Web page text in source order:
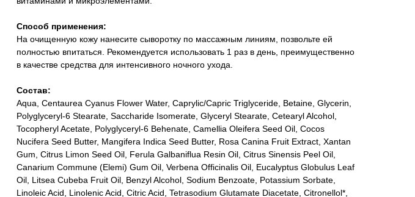
Способ применения:
На очищенную кожу нанесите сыворотку по массажным линиям, позвольте ей
полностью впитаться. Рекомендуется использовать 1 раз в день, преимущественно
в качестве средства для интенсивного ночного ухода.
Состав:
Aqua, Centaurea Cyanus Flower Water, Caprylic/Capric Triglyceride, Betaine, Glycerin,
Polyglyceryl-6 Stearate, Saccharide Isomerate, Glyceryl Stearate, Cetearyl Alcohol,
Tocopheryl Acetate, Polyglyceryl-6 Behenate, Camellia Oleifera Seed Oil, Cocos
Nucifera Seed Butter, Mangifera Indica Seed Butter, Rosa Canina Fruit Extract, Xantan
Gum, Citrus Limon Seed Oil, Ferula Galbaniflua Resin Oil, Citrus Sinensis Peel Oil,
Canarium Commune (Elemi) Gum Oil, Verbena Officinalis Oil, Eucalyptus Globulus Leaf
Oil, Litsea Cubeba Fruit Oil, Benzyl Alcohol, Sodium Benzoate, Potassium Sorbate,
Linoleic Acid, Linolenic Acid, Citric Acid, Tetrasodium Glutamate Diacetate, Citronellol*,